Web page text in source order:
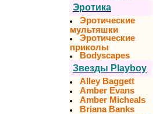
Эротика
Эротические
мультяшки
Эротические
приколы
Bodyscapes
Звезды Playboy
Alley Baggett
Amber Evans
Amber Micheals
Briana Banks